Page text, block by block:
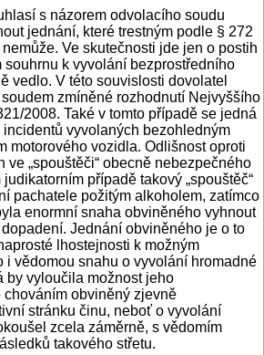
s názorem odvolacího soudu
jednání, které trestným podle § 272
Ve skutečnosti jde jen o postih
souhrnu k vyvolání bezprostředního
vedlo. V této souvislosti dovolatel
zmíněné rozhodnutí Nejvyššího
2008. Také v tomto případě se jedná
vyvolaných bezohledným
motorového vozidla. Odlišnost oproti
ve „spouštěči“ obecně nebezpečného
případě takový „spouštěč“
pachatele požitým alkoholem, zatímco
enormní snaha obviněného vyhnout
Jednání obviněného je o to
lhostejnosti k možným
i vědomou snahu o vyvolání hromadné
by vyloučila možnost jeho
obviněný zjevně
stránku činu, neboť o vyvolání
zcela záměrně, s vědomím
takového střetu.